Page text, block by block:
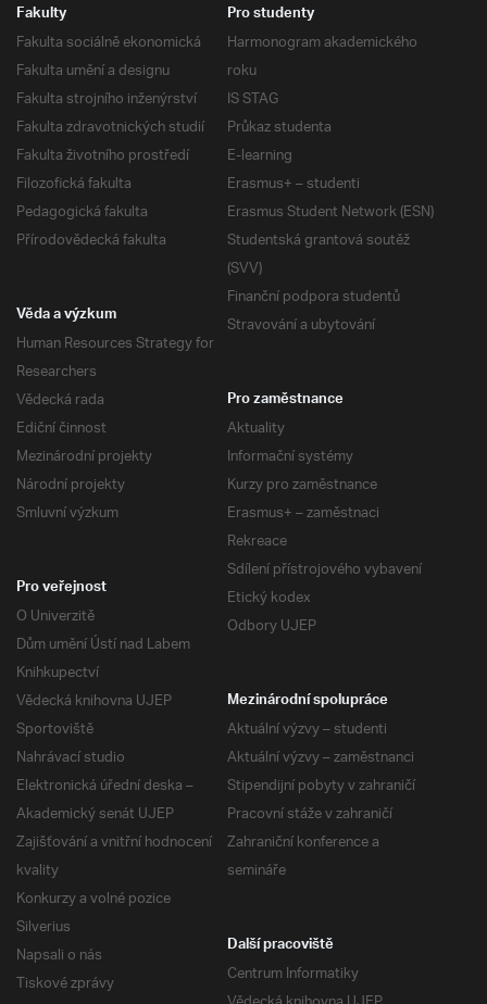
Fakulty
Fakulta sociálně ekonomická
Fakulta umění a designu
Fakulta strojního inženýrství
Fakulta zdravotnických studií
Fakulta životního prostředí
Filozofická fakulta
Pedagogická fakulta
Přírodovědecká fakulta
Pro studenty
Harmonogram akademického
roku
IS STAG
Průkaz studenta
E-learning
Erasmus+ – studenti
Erasmus Student Network (ESN)
Studentská grantová soutěž
(SVV)
Finanční podpora studentů
Stravování a ubytování
Věda a výzkum
Human Resources Strategy for
Researchers
Vědecká rada
Ediční činnost
Mezinárodní projekty
Národní projekty
Smluvní výzkum
Pro zaměstnance
Aktuality
Informační systémy
Kurzy pro zaměstnance
Erasmus+ – zaměstnaci
Rekreace
Sdílení přístrojového vybavení
Etický kodex
Odbory UJEP
Pro veřejnost
O Univerzitě
Dům umění Ústí nad Labem
Knihkupectví
Vědecká knihovna UJEP
Sportoviště
Nahrávací studio
Elektronická úřední deska –
Akademický senát UJEP
Zajišťování a vnitřní hodnocení
kvality
Konkurzy a volné pozice
Silverius
Napsali o nás
Tiskové zprávy
Mezinárodní spolupráce
Aktuální výzvy – studenti
Aktuální výzvy – zaměstnanci
Stipendijní pobyty v zahraničí
Pracovní stáže v zahraničí
Zahraniční konference a
semináře
Další pracoviště
Centrum Informatiky